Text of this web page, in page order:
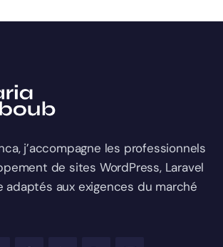
j’accompagne les professionnels
de sites WordPress, Laravel
aux exigences du marché